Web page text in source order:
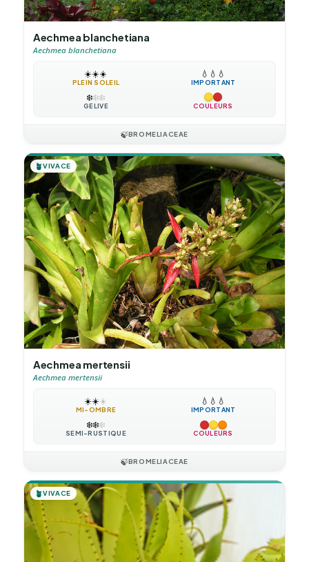
Aechmea blanchetiana
Aechmea blanchetiana
☀️☀️☀️
PLEIN SOLEIL
💧 💧 💧
IMPORTANT
❄️❄️❄️
GÉLIVE COULEURS
🍃BROMELIACEAE
🪴VIVACE
Aechmea mertensii
Aechmea mertensii
☀️☀️☀️
MI-OMBRE
💧 💧 💧
IMPORTANT
❄️❄️❄️
SEMI-RUSTIQUE COULEURS
🍃BROMELIACEAE
🪴VIVACE